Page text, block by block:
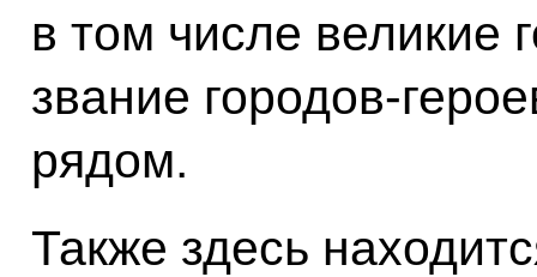
в том числе великие
звание городов-
рядом.
Также здесь